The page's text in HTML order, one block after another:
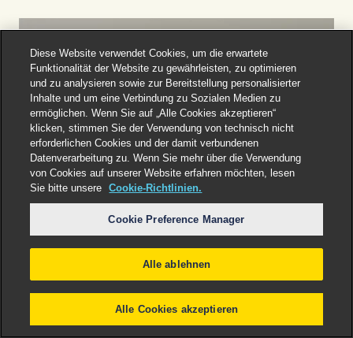
Diese Website verwendet Cookies, um die erwartete
Funktionalität der Website zu gewährleisten, zu optimieren
und zu analysieren sowie zur Bereitstellung personalisierter
Inhalte und um eine Verbindung zu Sozialen Medien zu
ermöglichen. Wenn Sie auf „Alle Cookies akzeptieren“
klicken, stimmen Sie der Verwendung von technisch nicht
erforderlichen Cookies und der damit verbundenen
Datenverarbeitung zu. Wenn Sie mehr über die Verwendung
von Cookies auf unserer Website erfahren möchten, lesen
Sie bitte unsere
Cookie-Richtlinien.
Cookie Preference Manager
Alle ablehnen
Alle Cookies akzeptieren